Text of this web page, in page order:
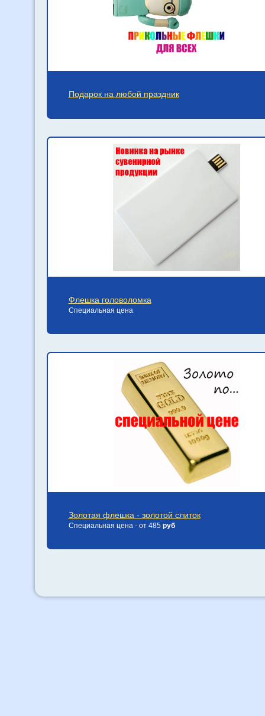
Подарок на любой праздник
Флешка головоломка
Специальная цена
Золотая флешка - золотой слиток
Специальная цена - от 485 руб